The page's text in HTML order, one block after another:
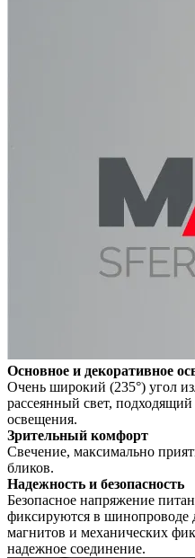
Основное и декоративное
Очень широкий (235°) угол
рассеянный свет,
освещения.
Зрительный комфорт
Свечение, максимально
бликов.
Надежность и безопасность
Безопасное напряжение
фиксируются в
магнитов и механических
надежное соединение.